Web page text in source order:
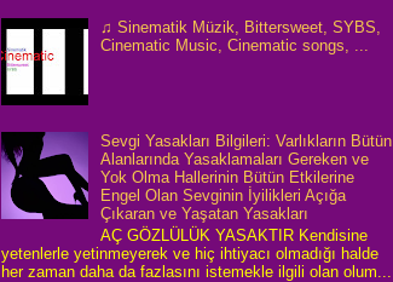
♫ Sinematik Müzik, Bittersweet, SYBS,
Cinematic Music, Cinematic songs, ...
Sevgi Yasakları Bilgileri: Varlıkların Bütün
Alanlarında Yasaklamaları Gereken ve
Yok Olma Hallerinin Bütün Etkilerine
Engel Olan Sevginin İyilikleri Açığa
Çıkaran ve Yaşatan Yasakları
AÇ GÖZLÜLÜK YASAKTIR Kendisine
yetenlerle yetinmeyerek ve hiç ihtiyacı olmadığı halde
her zaman daha da fazlasını istemekle ilgili olan olum...